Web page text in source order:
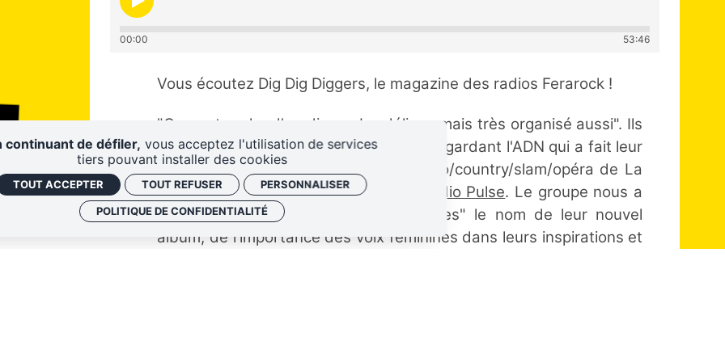
00:00 53:46
Vous écoutez Dig Dig Diggers, le magazine des radios Ferarock !
"On peut parler d'un disque bordélique mais très organisé aussi". Ils
aiment mélanger tous les styles tout en gardant l'ADN qui a fait leur
son : découvrez l'univers singulier disco/country/slam/opéra de La
Femme dans cette interview signée
Radio Pulse. Le groupe nous a
parlé de la signification de "Paradigmes" le nom de leur nouvel
album, de l'importance des voix féminines dans leurs inspirations et
continuant de défiler, vous acceptez l'utilisation de services
tiers pouvant installer des cookies
TOUT ACCEPTER TOUT REFUSER PERSONNALISER
POLITIQUE DE CONFIDENTIALITÉ